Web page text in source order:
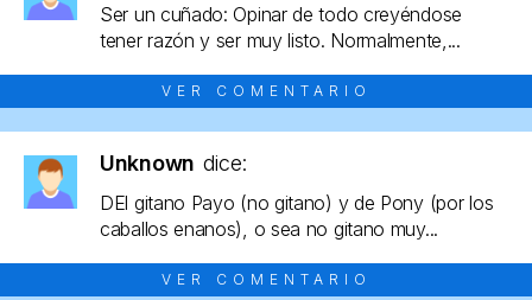
Ser un cuñado: Opinar de todo creyéndose
tener razón y ser muy listo. Normalmente,...
VER COMENTARIO
Unknown dice:
DEl gitano Payo (no gitano) y de Pony (por los
caballos enanos), o sea no gitano muy...
VER COMENTARIO